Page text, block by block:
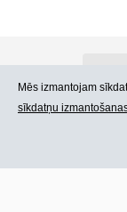
Mēs izmantojam
sīkdatņu